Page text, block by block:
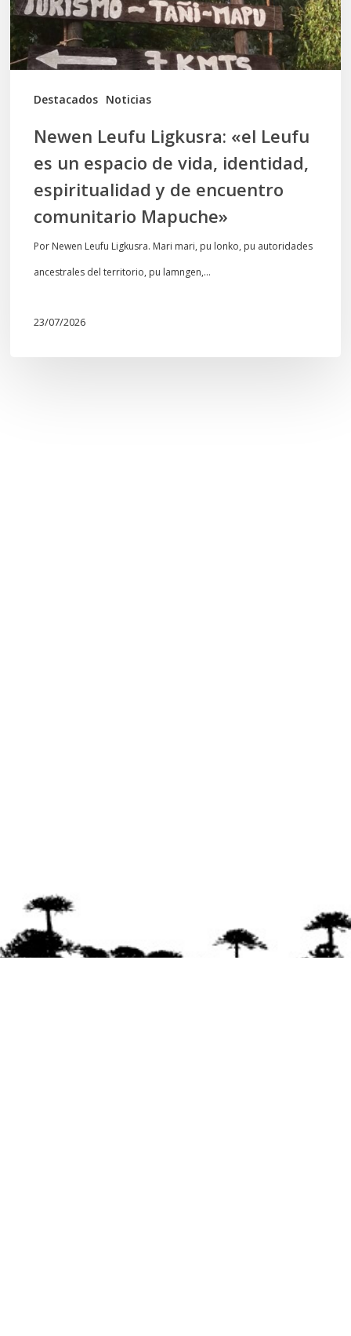
Destacados Noticias
un
espacio
de
vida,
espiritualidad
encuentro
comunitario
Mapuche»
Newen Leufu Ligkusra: «el Leufu
es un espacio de vida, identidad,
espiritualidad y de encuentro
comunitario Mapuche»
Por Newen Leufu Ligkusra. Mari mari, pu lonko, pu autoridades
ancestrales del territorio, pu lamngen,…
23/07/2026